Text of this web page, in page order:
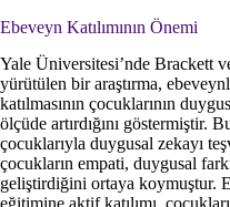
Ebeveyn Katılımının Önemi
Yale Üniversitesi’nde Brackett
yürütülen bir araştırma,
katılmasının çocuklarının
ölçüde artırdığını göstermiştir.
çocuklarıyla duygusal zekayı
çocukların empati, duygusal
geliştirdiğini ortaya koymuştur.
eğitimine aktif katılımı,